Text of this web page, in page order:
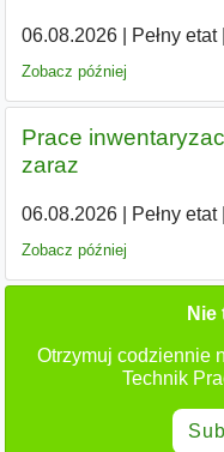
06.08.2026| Pełny etat|
Zobacz później
Prace
zaraz
06.08.2026| Pełny etat|
Zobacz później
Nie
Otrzymuj codziennie
Technik